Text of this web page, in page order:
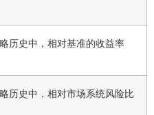
历史中，相对基准的收益率
历史中，相对市场系统风险比